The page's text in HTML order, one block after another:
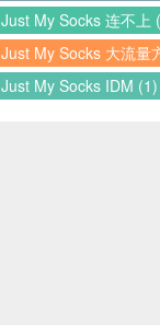
Just My Socks 连不上
Just My Socks 大流量
Just My Socks IDM (1)